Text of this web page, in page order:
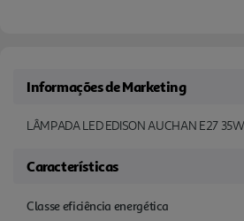
Informações de Marketing
LÂMPADA LED EDISON AUCHAN E27
Características
Classe eficiência energética